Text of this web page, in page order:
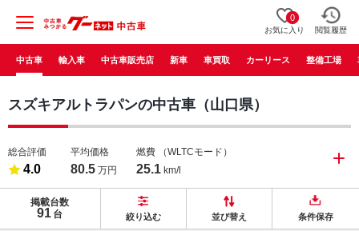
0
お気に入り 閲覧履歴
中古車 輸入車 中古車販売店 新車 車買取 カーリース 整備工場
スズキアルトラパンの中古車（山口県）
総合評価
4.0
平均価格
80.5 万円
燃費 （WLTCモード）
25.1 km/l
掲載台数
91 台 絞り込む 並び替え 条件保存